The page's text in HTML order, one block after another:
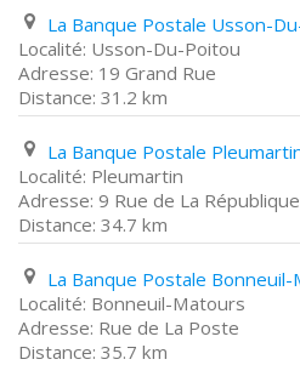
Usson-Du-Poitou
19 Grand Rue
31.2 km
Pleumartin
9 Rue de La République
34.7 km
Bonneuil-Matours
Rue de La Poste
35.7 km